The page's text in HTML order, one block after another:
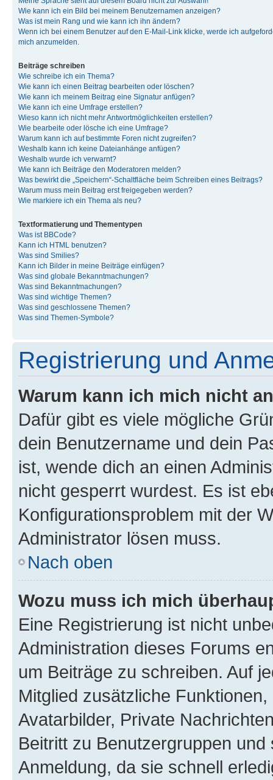
Wie kann ich ein Bild bei meinem Benutzernamen anzeigen?
Was ist mein Rang und wie kann ich ihn ändern?
Wenn ich bei einem Benutzer auf den E-Mail-Link klicke, werde ich
mich anzumelden.
Beiträge schreiben
Wie schreibe ich ein Thema?
Wie kann ich einen Beitrag bearbeiten oder löschen?
Wie kann ich meinem Beitrag eine Signatur anfügen?
Wie kann ich eine Umfrage erstellen?
Wieso kann ich nicht mehr Antwortmöglichkeiten erstellen?
Wie bearbeite oder lösche ich eine Umfrage?
Warum kann ich auf bestimmte Foren nicht zugreifen?
Weshalb kann ich keine Dateianhänge anfügen?
Weshalb wurde ich verwarnt?
Wie kann ich Beiträge den Moderatoren melden?
Was bewirkt die „Speichern“-Schaltfläche beim Schreiben eines Beitrags?
Warum muss mein Beitrag erst freigegeben werden?
Wie markiere ich ein Thema als neu?
Textformatierung und Thementypen
Was ist BBCode?
Kann ich HTML benutzen?
Was sind Smilies?
Kann ich Bilder in meine Beiträge einfügen?
Was sind globale Bekanntmachungen?
Was sind Bekanntmachungen?
Was sind wichtige Themen?
Was sind geschlossene Themen?
Was sind Themen-Symbole?
Registrierung und
Warum kann ich mich nicht
Dafür gibt es viele mögliche
dein Benutzername und dein
ist, wende dich an einen
nicht gesperrt wurdest. Es ist
Konfigurationsproblem mit der
Administrator lösen muss.
Nach oben
Wozu muss ich mich
Eine Registrierung ist nicht
Administration dieses Forums
um Beiträge zu schreiben. Auf
Mitglied zusätzliche
Avatarbilder, Private
Beitritt zu Benutzergruppen
Anmeldung, da sie schnell